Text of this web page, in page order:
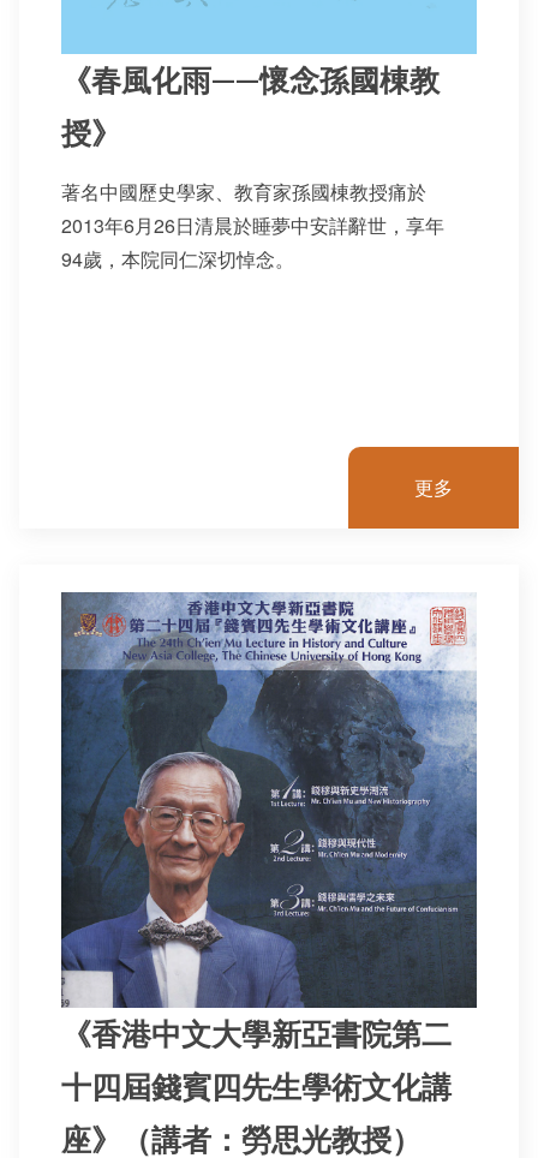
《春風化雨——懷念孫國棟教
授》
著名中國歷史學家、教育家孫國棟教授痛於
2013年6月26日清晨於睡夢中安詳辭世，享年
94歲，本院同仁深切悼念。
更多
《香港中文大學新亞書院第二
十四屆錢賓四先生學術文化講
座》（講者：勞思光教授）